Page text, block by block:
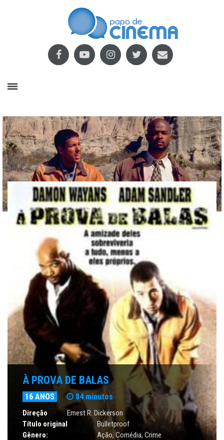
À PROVA DE BALAS
16 ANOS 84 minutos
Direção
Ernest R. Dickerson
Título original
Bulletproof
Gênero:
Ação, Comédia, Crime